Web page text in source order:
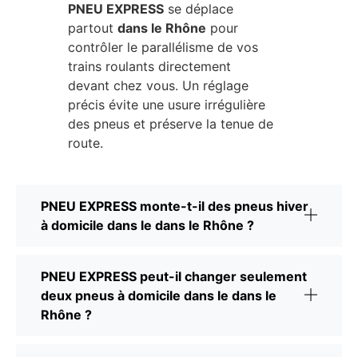
PNEU EXPRESS se déplace
partout dans le Rhône pour
contrôler le parallélisme de vos
trains roulants directement
devant chez vous. Un réglage
précis évite une usure irrégulière
des pneus et préserve la tenue de
route.
PNEU EXPRESS monte-t-il des pneus hiver
à domicile dans le dans le Rhône ?
PNEU EXPRESS peut-il changer seulement
deux pneus à domicile dans le dans le
Rhône ?